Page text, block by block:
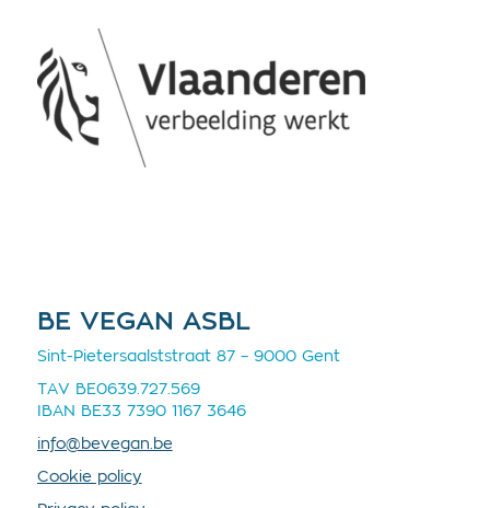
BE VEGAN ASBL
Sint-Pietersaalststraat 87 – 9000 Gent
TAV BE0639.727.569
IBAN BE33 7390 1167 3646
info@bevegan.be
Cookie policy